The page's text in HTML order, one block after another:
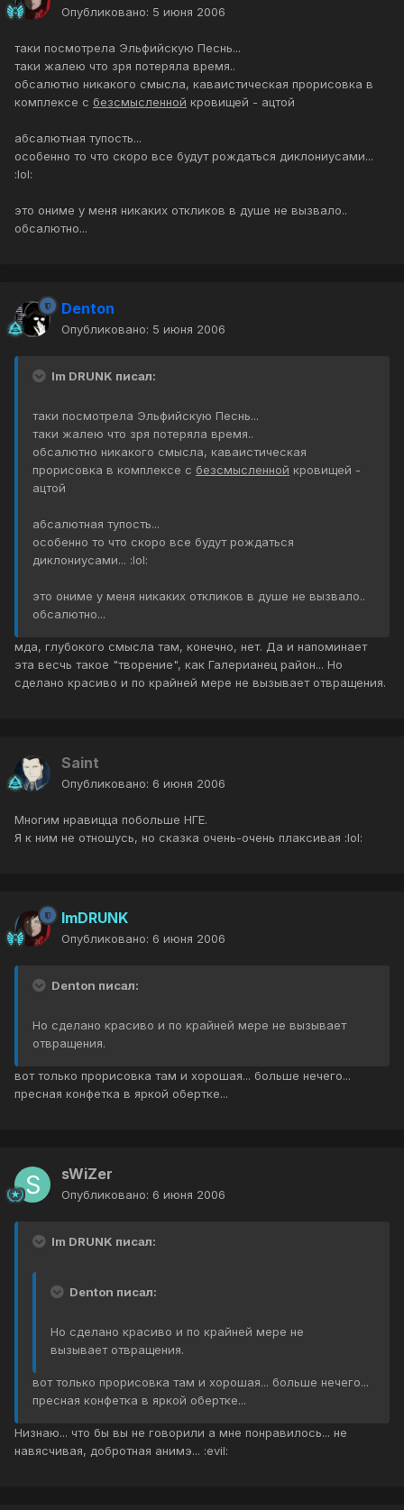
Опубликовано: 5 июня 2006
таки посмотрела Эльфийскую Песнь...
таки жалею что зря потеряла время..
обсалютно никакого смысла, каваистическая прорисовка в
комплексе с безсмысленной кровищей - ацтой
абсалютная тупость...
особенно то что скоро все будут рождаться диклониусами...
:lol:
это ониме у меня никаких откликов в душе не вызвало..
обсалютно...
Denton
Опубликовано: 5 июня 2006
Im DRUNK писал:
таки посмотрела Эльфийскую Песнь...
таки жалею что зря потеряла время..
обсалютно никакого смысла, каваистическая
прорисовка в комплексе с безсмысленной кровищей -
ацтой
абсалютная тупость...
особенно то что скоро все будут рождаться
диклониусами... :lol:
это ониме у меня никаких откликов в душе не вызвало..
обсалютно...
мда, глубокого смысла там, конечно, нет. Да и напоминает
эта весчь такое "творение", как Галерианец район... Но
сделано красиво и по крайней мере не вызывает отвращения.
Saint
Опубликовано: 6 июня 2006
Многим нравицца побольше НГЕ.
Я к ним не отношусь, но сказка очень-очень плаксивая :lol:
ImDRUNK
Опубликовано: 6 июня 2006
Denton писал:
Но сделано красиво и по крайней мере не вызывает
отвращения.
вот только прорисовка там и хорошая... больше нечего...
пресная конфетка в яркой обертке...
sWiZer
Опубликовано: 6 июня 2006
Im DRUNK писал:
Denton писал:
Но сделано красиво и по крайней мере не
вызывает отвращения.
вот только прорисовка там и хорошая... больше нечего...
пресная конфетка в яркой обертке...
Низнаю... что бы вы не говорили а мне понравилось... не
навясчивая, добротная анимэ... :evil: